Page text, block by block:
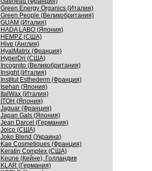
Green Energy Organics (Италия)
Green People (Великобритания)
GUAM (Италия)
HADA LABO (Япония)
HEMPZ (США)
Hive (Англия)
HyalMatrix (Франция)
HyperDri (США)
Incognito (Великобритания)
Insight (Италия)
Institut Esthederm (Франция)
Isehan (Япония)
ItalWax (Италия)
ITOH (Япония)
Jaguar (Франция)
Japan Gals (Япония)
Jean Darcel (Германия)
Joico (США)
Joko Blend (Украина)
Kaе Cosmеtiques (Франция)
Keratin Complex (США)
Keune (Кейне), Голландия
KLAR (Германия)